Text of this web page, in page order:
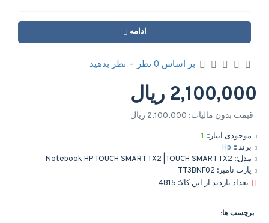
ادامه
موجودی انبار:: 1
برند :: Hp
مدل:: Notebook HP TOUCH SMART TX2 |TOUCH SMART TX2
پارت نامبر: TT3BNF02
تعداد بازدید از این کالا: 4815
بر اساس 0 نظر - نظر بدهید
2,100,000 ریال
قیمت بدون مالیات: 2,100,000 ریال
برچسب ها: